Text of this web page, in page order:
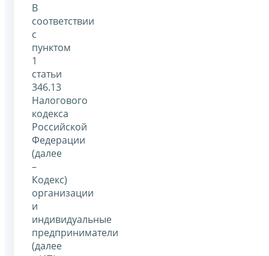
В
соответствии
с
пунктом
1
статьи
346.13
Налогового
кодекса
Российской
Федерации
(далее
–
Кодекс)
организации
и
индивидуальные
предприниматели
(далее